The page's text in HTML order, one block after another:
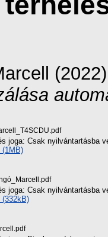
joga: Csak nyilvántartásba
(1MB)
joga: Csak nyilvántartásba
(332kB)